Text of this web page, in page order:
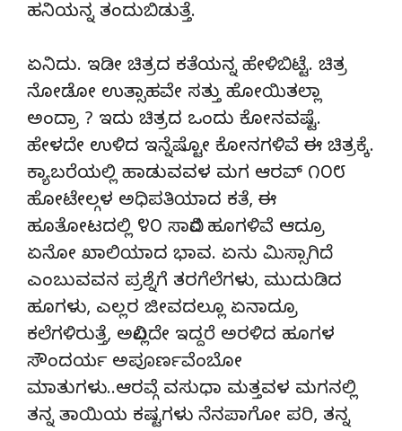
ಹನಿಯನ್ನ ತಂದುಬಿಡುತ್ತೆ.
ಏನಿದು. ಇಡೀ ಚಿತ್ರದ ಕತೆಯನ್ನ ಹೇಳಿಬಿಟ್ಟೆ. ಚಿತ್ರ
ನೋಡೋ ಉತ್ಸಾಹವೇ ಸತ್ತು ಹೋಯಿತಲ್ಲಾ
ಅಂದ್ರಾ ? ಇದು ಚಿತ್ರದ ಒಂದು ಕೋನವಷ್ಟೆ.
ಹೇಳದೇ ಉಳಿದ ಇನ್ನೆಷ್ಟೋ ಕೋನಗಳಿವೆ ಈ ಚಿತ್ರಕ್ಕೆ.
ಕ್ಯಾಬರೆಯಲ್ಲಿ ಹಾಡುವವಳ ಮಗ ಆರವ್ ೧೦೮
ಹೋಟೇಲ್ಗಳ ಅಧಿಪತಿಯಾದ ಕತೆ, ಈ
ಹೂತೋಟದಲ್ಲಿ ೪೦ ಸಾವಿರ ಹೂಗಳಿವೆ ಆದ್ರೂ
ಏನೋ ಖಾಲಿಯಾದ ಭಾವ. ಏನು ಮಿಸ್ಸಾಗಿದೆ
ಎಂಬುವವನ ಪ್ರಶ್ನೆಗೆ ತರಗೆಲೆಗಳು, ಮುದುಡಿದ
ಹೂಗಳು, ಎಲ್ಲರ ಜೀವದಲ್ಲೂ ಏನಾದ್ರೂ
ಕಲೆಗಳಿರುತ್ತೆ, ಅವಿಲ್ಲದೇ ಇದ್ದರೆ ಅರಳಿದ ಹೂಗಳ
ಸೌಂದರ್ಯ ಅಪೂರ್ಣವೆಂಬೋ
ಮಾತುಗಳು..ಆರವ್ಗೆ ವಸುಧಾ ಮತ್ತವಳ ಮಗನಲ್ಲಿ
ತನ್ನ ತಾಯಿಯ ಕಷ್ಟಗಳು ನೆನಪಾಗೋ ಪರಿ, ತನ್ನ